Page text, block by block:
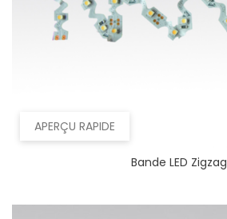
APERÇU RAPIDE
Bande LED Zigzag